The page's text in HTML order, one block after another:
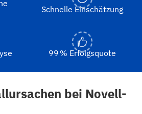
Schnelle Einschätzung
99 % Erfolgsquote
bei Novell-